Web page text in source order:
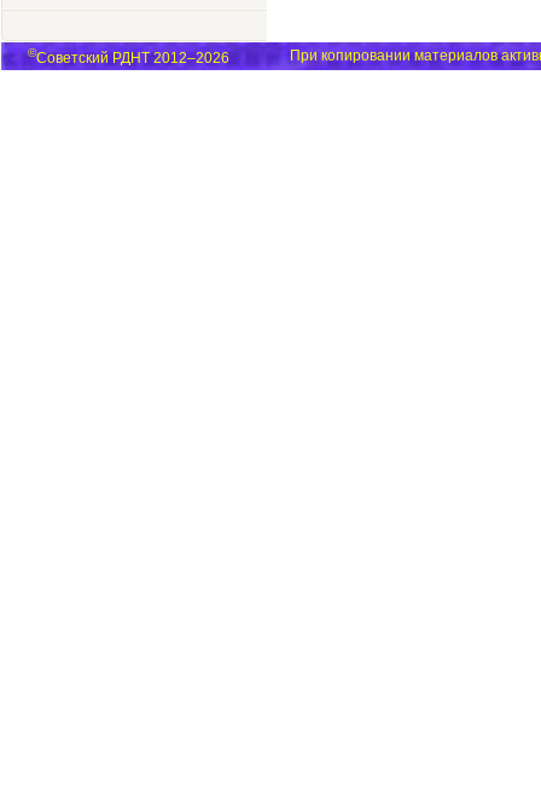
©Советский РДНТ 2012–2026 При копировании материалов